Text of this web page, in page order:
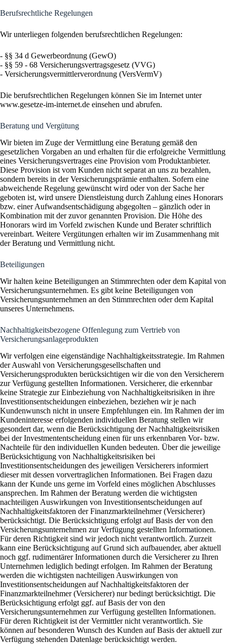
Berufsrechtliche Regelungen
Wir unterliegen folgenden berufsrechtlichen Regelungen:
- §§ 34 d Gewerbeordnung (GewO)
- §§ 59 - 68 Versicherungsvertragsgesetz (VVG)
- Versicherungsvermittlerverordnung (VersVermV)
Die berufsrechtlichen Regelungen können Sie im Internet unter
www.gesetze-im-internet.de einsehen und abrufen.
Beratung und Vergütung
Wir bieten im Zuge der Vermittlung eine Beratung gemäß den
gesetzlichen Vorgaben an und erhalten für die erfolgreiche Vermittlung
eines Versicherungsvertrages eine Provision vom Produktanbieter.
Diese Provision ist vom Kunden nicht separat an uns zu bezahlen,
sondern bereits in der Versicherungsprämie enthalten. Sofern eine
abweichende Regelung gewünscht wird oder von der Sache her
geboten ist, wird unsere Dienstleistung durch Zahlung eines Honorars
bzw. einer Aufwandsentschädigung abgegolten – gänzlich oder in
Kombination mit der zuvor genannten Provision. Die Höhe des
Honorars wird im Vorfeld zwischen Kunde und Berater schriftlich
vereinbart. Weitere Vergütungen erhalten wir im Zusammenhang mit
der Beratung und Vermittlung nicht.
Beteiligungen
Wir halten keine Beteiligungen an Stimmrechten oder dem Kapital von
Versicherungsunternehmen. Es gibt keine Beteiligungen von
Versicherungsunternehmen an den Stimmrechten oder dem Kapital
unseres Unternehmens.
Nachhaltigkeitsbezogene Offenlegung zum Vertrieb von
Versicherungsanlageprodukten
Wir verfolgen eine eigenständige Nachhaltigkeitsstrategie. Im Rahmen
der Auswahl von Versicherungsgesellschaften und
Versicherungsprodukten berücksichtigen wir die von den Versicherern
zur Verfügung gestellten Informationen. Versicherer, die erkennbar
keine Strategie zur Einbeziehung von Nachhaltigkeitsrisiken in ihre
Investitionsentscheidungen einbeziehen, beziehen wir je nach
Kundenwunsch nicht in unsere Empfehlungen ein. Im Rahmen der im
Kundeninteresse erfolgenden individuellen Beratung stellen wir
gesondert dar, wenn die Berücksichtigung der Nachhaltigkeitsrisiken
bei der Investmententscheidung einen für uns erkennbaren Vor- bzw.
Nachteile für den individuellen Kunden bedeuten. Über die jeweilige
Berücksichtigung von Nachhaltigkeitsrisiken bei
Investitionsentscheidungen des jeweiligen Versicherers informiert
dieser mit dessen vorvertraglichen Informationen. Bei Fragen dazu
kann der Kunde uns gerne im Vorfeld eines möglichen Abschlusses
ansprechen. Im Rahmen der Beratung werden die wichtigsten
nachteiligen Auswirkungen von Investitionsentscheidungen auf
Nachhaltigkeitsfaktoren der Finanzmarkteilnehmer (Versicherer)
berücksichtigt. Die Berücksichtigung erfolgt auf Basis der von den
Versicherungsunternehmen zur Verfügung gestellten Informationen.
Für deren Richtigkeit sind wir jedoch nicht verantwortlich. Zurzeit
kann eine Berücksichtigung auf Grund sich aufbauender, aber aktuell
noch ggf. rudimentärer Informationen durch die Versicherer zu Ihren
Unternehmen lediglich bedingt erfolgen. Im Rahmen der Beratung
werden die wichtigsten nachteiligen Auswirkungen von
Investitionsentscheidungen auf Nachhaltigkeitsfaktoren der
Finanzmarkteilnehmer (Versicherer) nur bedingt berücksichtigt. Die
Berücksichtigung erfolgt ggf. auf Basis der von den
Versicherungsunternehmen zur Verfügung gestellten Informationen.
Für deren Richtigkeit ist der Vermittler nicht verantwortlich. Sie
können auf besonderen Wunsch des Kunden auf Basis der aktuell zur
Verfügung stehenden Datenlage berücksichtigt werden.